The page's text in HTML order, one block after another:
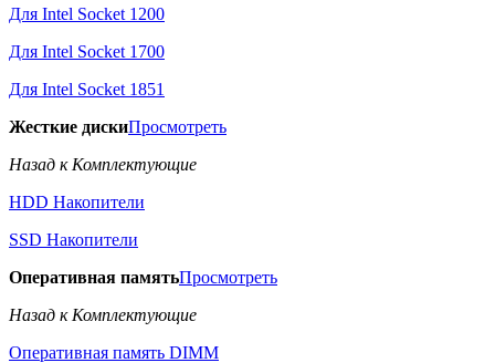
Для Intel Socket 1200
Для Intel Socket 1700
Для Intel Socket 1851
Жесткие дискиПросмотреть
Назад к Комплектующие
HDD Накопители
SSD Накопители
Оперативная памятьПросмотреть
Назад к Комплектующие
Оперативная память DIMM